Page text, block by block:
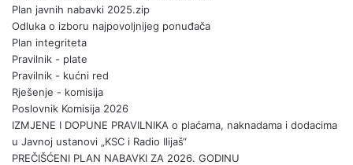
Plan javnih nabavki 2025.zip
Odluka o izboru najpovoljnijeg ponuđača
Plan integriteta
Pravilnik - plate
Pravilnik - kućni red
Rješenje - komisija
Poslovnik Komisija 2026
IZMJENE I DOPUNE PRAVILNIKA o plaćama, naknadama i dodacima
u Javnoj ustanovi „KSC i Radio Ilijaš“
PREČIŠĆENI PLAN NABAVKI ZA 2026. GODINU